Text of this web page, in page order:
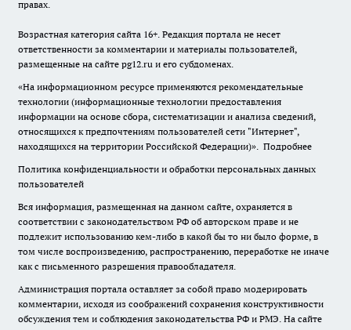
правах.
Возрастная категория сайта 16+. Редакция портала не несет
ответственности за комментарии и материалы пользователей,
размещенные на сайте pg12.ru и его субдоменах.
«На информационном ресурсе применяются рекомендательные
технологии (информационные технологии предоставления
информации на основе сбора, систематизации и анализа сведений,
относящихся к предпочтениям пользователей сети "Интернет",
находящихся на территории Российской Федерации)». Подробнее
Политика конфиденциальности и обработки персональных данных
пользователей
Вся информация, размещенная на данном сайте, охраняется в
соответствии с законодательством РФ об авторском праве и не
подлежит использованию кем-либо в какой бы то ни было форме, в
том числе воспроизведению, распространению, переработке не иначе
как с письменного разрешения правообладателя.
Администрация портала оставляет за собой право модерировать
комментарии, исходя из соображений сохранения конструктивности
обсуждения тем и соблюдения законодательства РФ и РМЭ. На сайте